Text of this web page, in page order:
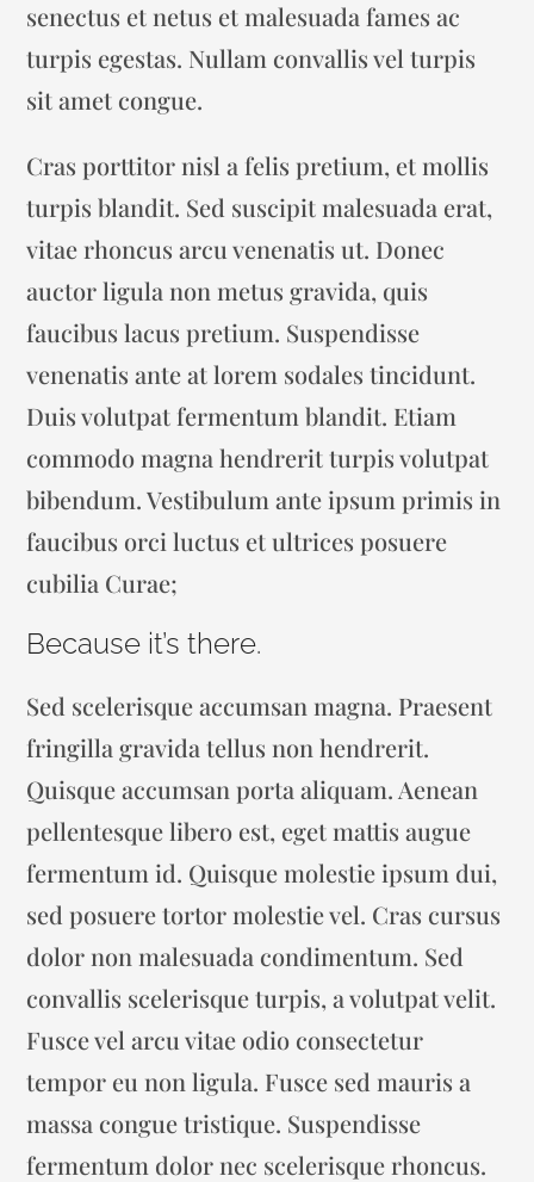
senectus et netus et malesuada fames ac
turpis egestas. Nullam convallis vel turpis
sit amet congue.
Cras porttitor nisl a felis pretium, et mollis
turpis blandit. Sed suscipit malesuada erat,
vitae rhoncus arcu venenatis ut. Donec
auctor ligula non metus gravida, quis
faucibus lacus pretium. Suspendisse
venenatis ante at lorem sodales tincidunt.
Duis volutpat fermentum blandit. Etiam
commodo magna hendrerit turpis volutpat
bibendum. Vestibulum ante ipsum primis in
faucibus orci luctus et ultrices posuere
cubilia Curae;
Because it’s there.
Sed scelerisque accumsan magna. Praesent
fringilla gravida tellus non hendrerit.
Quisque accumsan porta aliquam. Aenean
pellentesque libero est, eget mattis augue
fermentum id. Quisque molestie ipsum dui,
sed posuere tortor molestie vel. Cras cursus
dolor non malesuada condimentum. Sed
convallis scelerisque turpis, a volutpat velit.
Fusce vel arcu vitae odio consectetur
tempor eu non ligula. Fusce sed mauris a
massa congue tristique. Suspendisse
fermentum dolor nec scelerisque rhoncus.